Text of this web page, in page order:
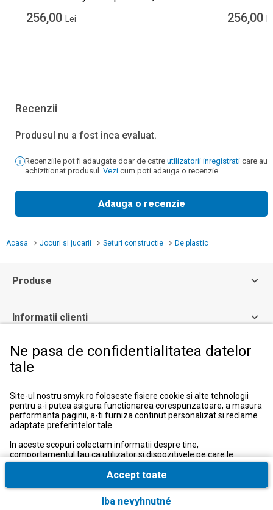
Ne pasa de confidentialitatea datelor
tale
Site-ul nostru smyk.ro foloseste fisiere cookie si alte tehnologii
pentru a-i putea asigura functionarea corespunzatoare, a masura
performanta paginii, a-ti furniza continut personalizat si reclame
adaptate preferintelor tale.
In aceste scopuri colectam informatii despre tine,
comportamentul tau ca utilizator si dispozitivele pe care le
utilizezi, inclusiv cele necesare pentru functionarea
corespunzatoare a site-ului smyk.ro. Aceste fisiere cookie
Iba nevyhnutné
Accept toate
constructie, 824 de piese
256,00 Lei
piese
256,00
Recenzii
Produsul nu a fost inca evaluat.
Recenziile pot fi adaugate doar de catre utilizatorii inregistrati care au
achizitionat produsul. Vezi cum poti adauga o recenzie.
Adauga o recenzie
Acasa Jocuri si jucarii Seturi constructie De plastic
Produse
Informatii clienti
Informatii legale
Serviciul Relatii Clienti
Formular de contact
031 40 50 900
Program:
Luni-vineri: 10:00-18:00